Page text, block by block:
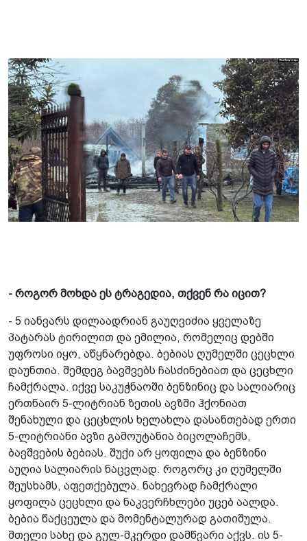
- როგორ მოხდა ეს ტრაგედია, თქვენ რა იცით?
- 5 იანვარს დილაადრიან გაუღვიძია ყველაზე
პატარას ტირილით და ემილია, რომელიც დებში
უფროსი იყო, აწყნარებდა. ბებიას ღუმელში ცეცხლი
დაუნთია. შემდეგ ბავშვებს ჩასძინებიათ და ცეცხლი
ჩამქრალა. იქვე საკუჭნაოში ბენზინიც და სალიარიც
ერთნაირ 5-ლიტრიან ზეთის ავზში ჰქონიათ
შენახული და ცეცხლის ხელახლა დასანთებად ერთი
5-ლიტრიანი ავზი გამოუტანია ბიცოლაჩემს,
ბავშვების ბებიას. შუქი არ ყოფილა და ბენზინი
აუღია სალიარის ნაცვლად. როგორც კი ღუმელში
შეუსხამს, აფეთქებულა. ნახევრად ჩამქრალი
ყოფილა ცეცხლი და ნაკვერჩხლები უცებ აალდა.
ბებია წაქცეულა და მომენტალურად გათიშულა.
მთელი სახე და გულ-მკერდი დამწვარი აქვს. ის 5-